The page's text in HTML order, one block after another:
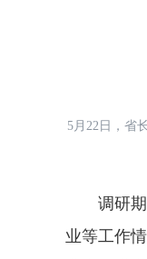
5月22日，省
调研期间
业等工作